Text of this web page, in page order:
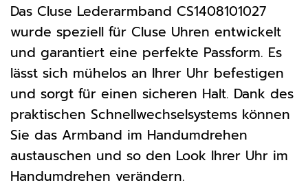
Das Cluse Lederarmband CS1408101027
wurde speziell für Cluse Uhren entwickelt
und garantiert eine perfekte Passform. Es
lässt sich mühelos an Ihrer Uhr befestigen
und sorgt für einen sicheren Halt. Dank des
praktischen Schnellwechselsystems können
Sie das Armband im Handumdrehen
austauschen und so den Look Ihrer Uhr im
Handumdrehen verändern.